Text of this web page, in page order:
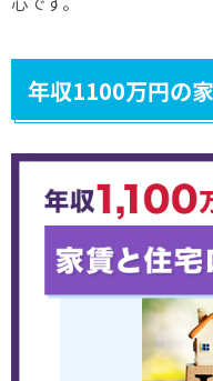
年収1100万円の